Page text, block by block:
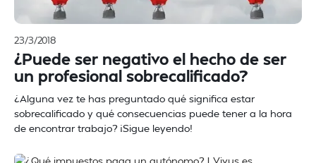
23/3/2018
¿Puede ser negativo el hecho de ser
un profesional sobrecalificado?
¿Alguna vez te has preguntado qué significa estar
sobrecalificado y qué consecuencias puede tener a la hora
de encontrar trabajo? ¡Sigue leyendo!